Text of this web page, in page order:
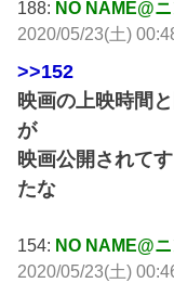
188: NO NAME@
2020/05/23(土)
>>152
映画の上映時間
が
映画公開されて
たな
154: NO NAME@
2020/05/23(土)